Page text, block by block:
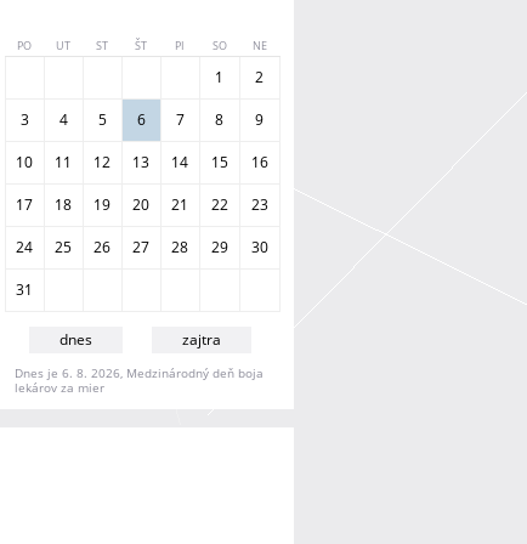
a
PO UT ST ŠT PI SO NE
1 2
3 4 5 6 7 8 9
10 11 12 13 14 15 16
17 18 19 20 21 22 23
24 25 26 27 28 29 30
31
dnes zajtra
Dnes je 6. 8. 2026, Medzinárodný deň boja
lekárov za mier